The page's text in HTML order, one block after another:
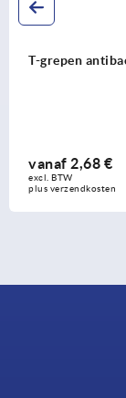
DETAILS